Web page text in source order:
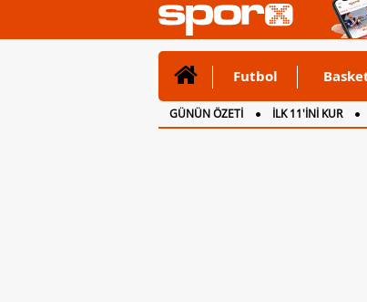
Futbol
GÜNÜN ÖZETİ İLK 11'İNİ KUR
CANLI ANLATIM
İNGİLTERE